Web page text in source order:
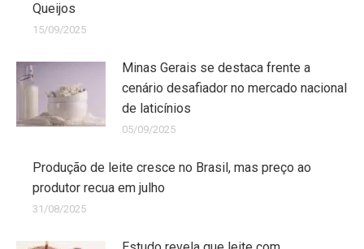
Queijos
15/09/2025
Minas Gerais se destaca frente a
cenário desafiador no mercado nacional
de laticínios
05/09/2025
Produção de leite cresce no Brasil, mas preço ao
produtor recua em julho
31/08/2025